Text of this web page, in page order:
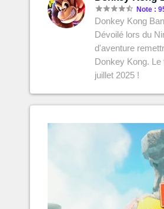
MGG
Note :
Donkey Kong
Dévoilé lors du
d'aventure
Donkey Kong.
juillet 2025 !